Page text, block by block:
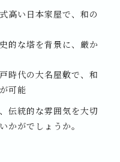
高い日本家屋で、和の
的な塔を背景に、厳か
時代の大名屋敷で、和
可能
伝統的な雰囲気を大切
かがでしょうか。